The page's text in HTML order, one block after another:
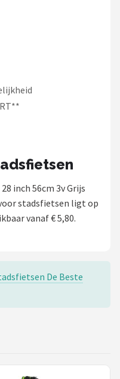
inch 56cm 3v Grijs
stadsfietsen ligt op
vanaf € 5,80.
De Beste